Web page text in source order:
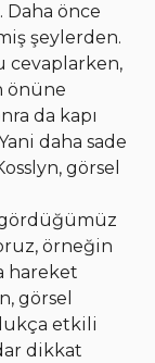
Daha önce
şeylerden.
cevaplarken,
önüne
da kapı
daha sade
görsel
örneğin
hareket
görsel
etkili
dikkat